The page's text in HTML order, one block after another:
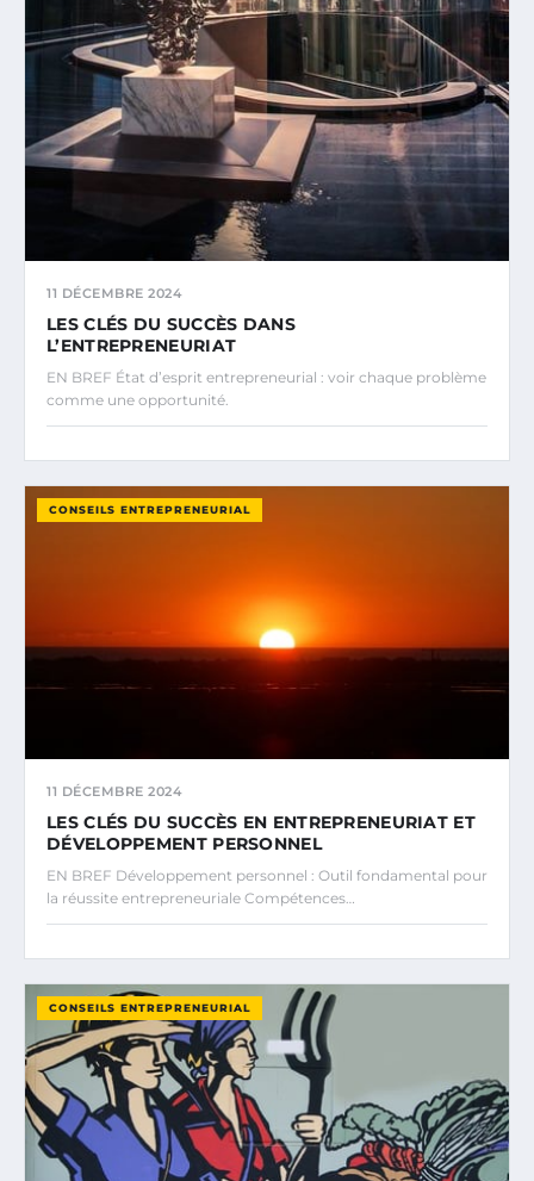
11 DÉCEMBRE 2024
LES CLÉS DU SUCCÈS DANS
L’ENTREPRENEURIAT
EN BREF État d’esprit entrepreneurial : voir chaque problème
comme une opportunité.
CONSEILS ENTREPRENEURIAL
11 DÉCEMBRE 2024
LES CLÉS DU SUCCÈS EN ENTREPRENEURIAT ET
DÉVELOPPEMENT PERSONNEL
EN BREF Développement personnel : Outil fondamental pour
la réussite entrepreneuriale Compétences…
CONSEILS ENTREPRENEURIAL